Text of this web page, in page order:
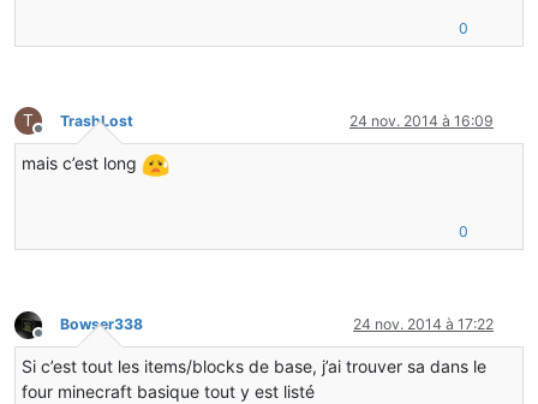
0
T
Hors-ligne
TrashLost 24 nov. 2014 à 16:09
mais c’est long
0
Hors-ligne
Bowser338 24 nov. 2014 à 17:22
Si c’est tout les items/blocks de base, j’ai trouver sa dans le
four minecraft basique tout y est listé